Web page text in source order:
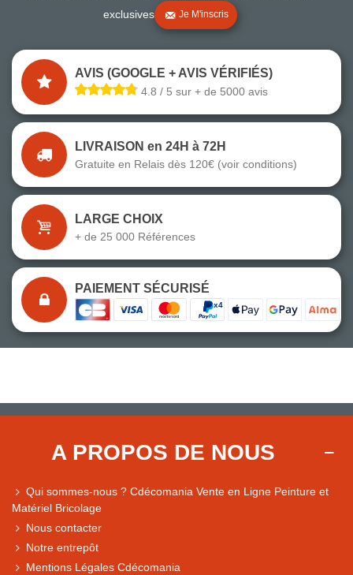
exclusives
Je M'inscris
AVIS (GOOGLE + AVIS VÉRIFIÉS)
4.8 / 5 sur + de 5000 avis
LIVRAISON en 24H à 72H
Gratuite en Relais dès 120€ (voir conditions)
LARGE CHOIX
+ de 25 000 Références
PAIEMENT SÉCURISÉ
A PROPOS DE NOUS
Qui sommes-nous ? Cdécomania Vente en Ligne Peinture et
Matériel Bricolage
Nous contacter
Notre entrepôt
Mentions Légales Cdécomania